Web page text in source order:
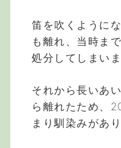
笛を吹くように
も離れ、当時ま
処分してしまいま
それから長いあ
ら離れたため、
まり馴染みがあ